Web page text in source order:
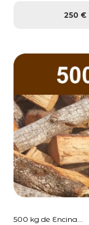
250 €
500 kg de Encina...